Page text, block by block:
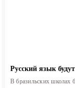
Русский язык
В бразильских школах